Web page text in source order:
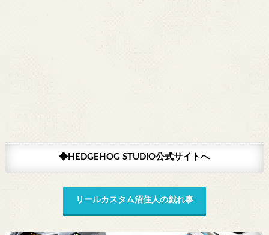
◆HEDGEHOG STUDIO公式サイトへ
リールカスタム沼住人の戯れ事